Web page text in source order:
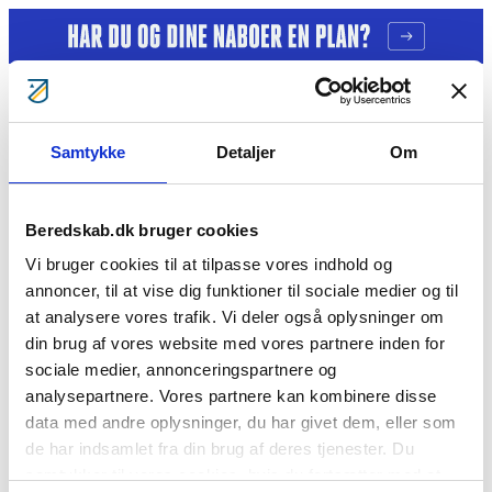
Samtykke Detaljer Om
Beredskab.dk bruger cookies
Vi bruger cookies til at tilpasse vores indhold og
annoncer, til at vise dig funktioner til sociale medier og til
at analysere vores trafik. Vi deler også oplysninger om
din brug af vores website med vores partnere inden for
sociale medier, annonceringspartnere og
analysepartnere. Vores partnere kan kombinere disse
data med andre oplysninger, du har givet dem, eller som
de har indsamlet fra din brug af deres tjenester. Du
Tag ansvar
Bliv Brandmand
Kontakt
Søg
Søg
Søg
efter:
Cookie- og privatlivspolitik
BorgerBeredskabet
BlivBrandmandNu BlivFrivilligNuFor
medlemmer Årsberetninger
Vil du se mere?